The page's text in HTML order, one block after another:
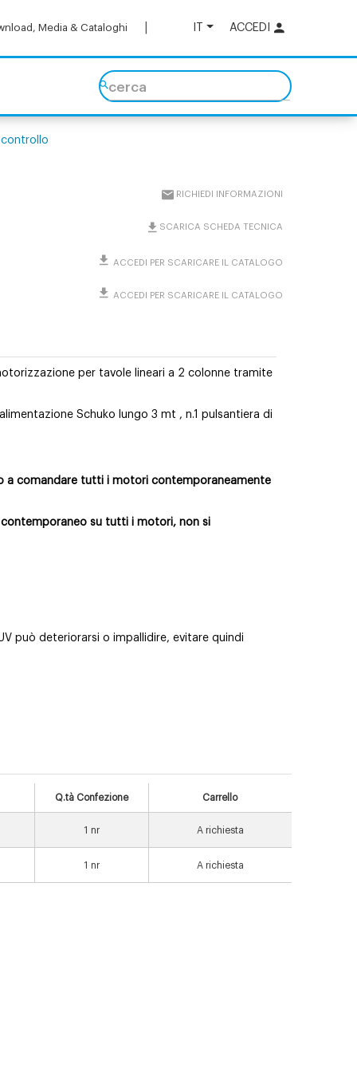
ACCEDI
Media & Cataloghi
cerca
RICHIEDI INFORMAZIONI
SCARICA SCHEDA TECNICA
ACCEDI PER SCARICARE IL CATALOGO
ACCEDI PER SCARICARE IL CATALOGO
per tavole lineari a 2 colonne tramite
Schuko lungo 3 mt , n.1 pulsantiera di
a comandare tutti i motori contemporaneamente
su tutti i motori, non si
può deteriorarsi o impallidire, evitare quindi
Q.tà Confezione Carrello
1 nr A richiesta
1 nr A richiesta